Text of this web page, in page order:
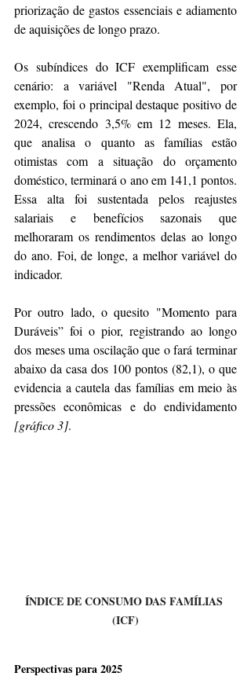
priorização de gastos essenciais e adiamento
de aquisições de longo prazo.
Os subíndices do ICF exemplificam esse
cenário: a variável "Renda Atual", por
exemplo, foi o principal destaque positivo de
2024, crescendo 3,5% em 12 meses. Ela,
que analisa o quanto as famílias estão
otimistas com a situação do orçamento
doméstico, terminará o ano em 141,1 pontos.
Essa alta foi sustentada pelos reajustes
salariais e benefícios sazonais que
melhoraram os rendimentos delas ao longo
do ano. Foi, de longe, a melhor variável do
indicador.
Por outro lado, o quesito "Momento para
Duráveis” foi o pior, registrando ao longo
dos meses uma oscilação que o fará terminar
abaixo da casa dos 100 pontos (82,1), o que
evidencia a cautela das famílias em meio às
[gráfico 3].
ÍNDICE DE CONSUMO DAS FAMÍLIAS
(ICF)
Perspectivas para 2025